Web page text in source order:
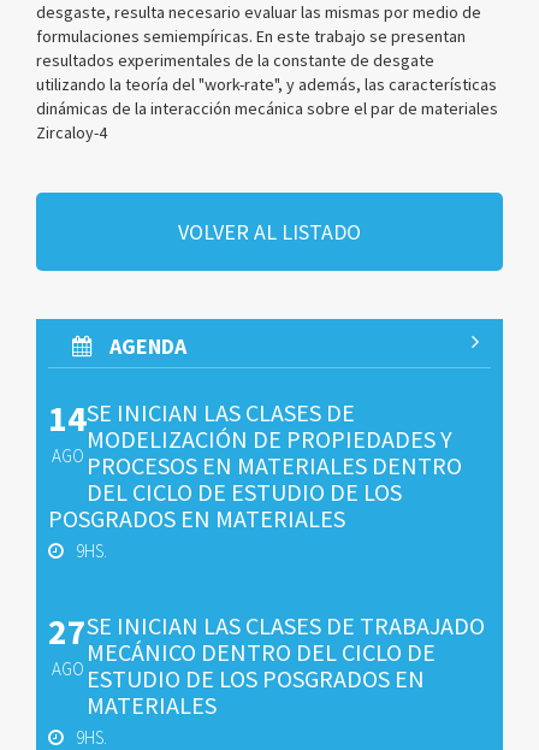
desgaste, resulta necesario evaluar las mismas por medio de
formulaciones semiempíricas. En este trabajo se presentan
resultados experimentales de la constante de desgate
utilizando la teoría del "work-rate", y además, las características
dinámicas de la interacción mecánica sobre el par de materiales
Zircaloy-4
VOLVER AL LISTADO
AGENDA
14
AGO
SE INICIAN LAS CLASES DE
MODELIZACIÓN DE PROPIEDADES Y
PROCESOS EN MATERIALES DENTRO
DEL CICLO DE ESTUDIO DE LOS
POSGRADOS EN MATERIALES
9HS.
27
AGO
SE INICIAN LAS CLASES DE TRABAJADO
MECÁNICO DENTRO DEL CICLO DE
ESTUDIO DE LOS POSGRADOS EN
MATERIALES
9HS.